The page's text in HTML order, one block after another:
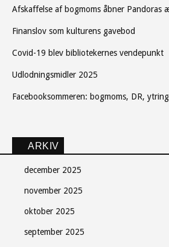
Afskaffelse af bogmoms åbner Pandoras
Finanslov som kulturens gavebod
Covid-19 blev bibliotekernes vendepunkt
Udlodningsmidler 2025
Facebooksommeren: bogmoms, DR,
ARKIV
december 2025
november 2025
oktober 2025
september 2025